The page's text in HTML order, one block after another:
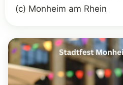
(c) Monheim am Rhein